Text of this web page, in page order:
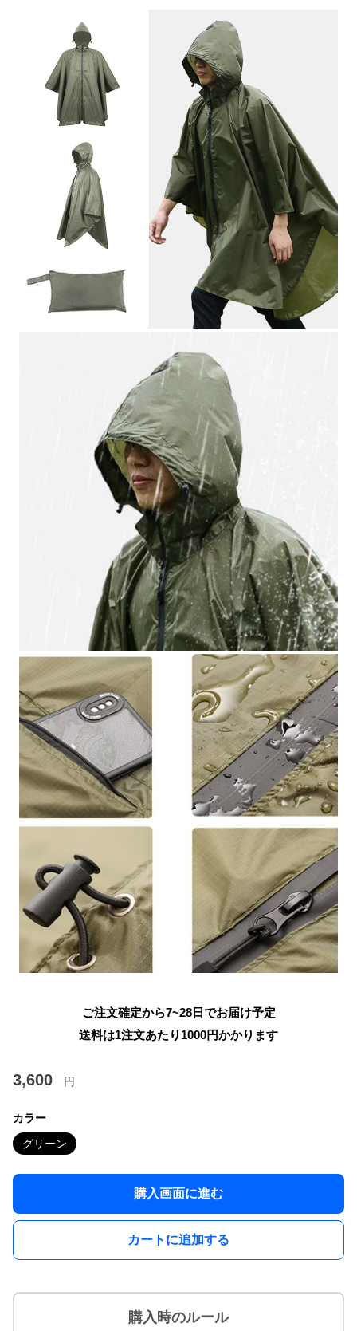
ご注文確定から7~28日でお届け予定
送料は1注文あたり 1000円かかります
3,600 円
カラー
グリーン
購入画面に進む
カートに追加する
購入時のルール